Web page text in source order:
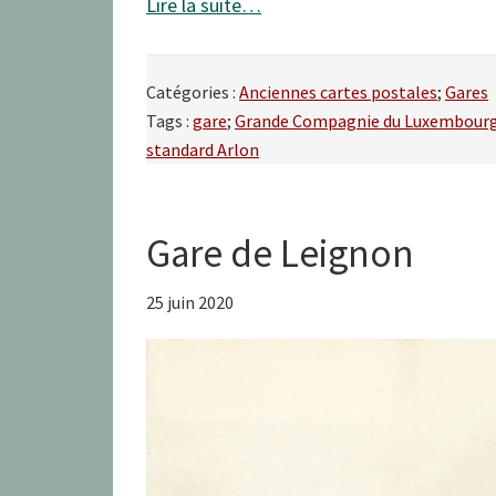
Catégories : Anciennes cartes postales; Gares
Tags : gare; Grande Compagnie du
standard Arlon
Gare de Leignon
25 juin 2020